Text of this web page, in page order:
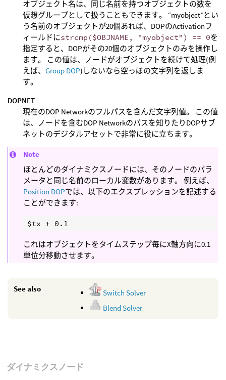
オブジェクト名は、同じ名前を持つオブジェクトの数を
仮想グループとして扱うこともできます。 “myobject”とい
う名前のオブジェクトが20個あれば、DOPのActivationフ
ィールドにstrcmp($OBJNAME, "myobject") == 0を
指定すると、DOPがその20個のオブジェクトのみを操作し
ます。 この値は、ノードがオブジェクトを続けて処理(例
えば、 Group DOP)しないなら空っぽの文字列を返しま
す。
DOPNET
現在のDOP Networkのフルパスを含んだ文字列値。 この値
は、ノードを含むDOP Networkのパスを知りたりDOPサブ
ネットのデジタルアセットで非常に役に立ちます。
Note
ほとんどのダイナミクスノードには、そのノードのパラ
メータと同じ名前のローカル変数があります。 例えば、
Position DOPでは、以下のエクスプレッションを記述する
ことができます:
これはオブジェクトをタイムステップ毎にX軸方向に0.1
単位分移動させます。
See also
Switch Solver
Blend Solver
ダイナミクスノード